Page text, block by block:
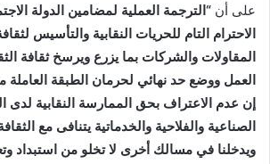
على أن “الترجمة العملية لمضامين الدولة
الاحترام التام للحريات النقابية والتأسيس
المقاولات والشركات بما يزرع ويرسخ ثقافة
العمل ووضع حد نهائي لحرمان الطبقة العاملة
إن عدم الاعتراف بحق الممارسة النقابية
الصناعية والفلاحية والخدماتية يتنافى مع
ويدخلنا في مسالك أخرى لا تخلو من استبداد